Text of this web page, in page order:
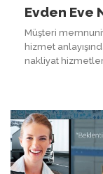
Evden Eve
Müşteri
hizmet
nakliyat